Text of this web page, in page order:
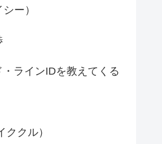
ー）
ラインIDを教えてくる
ククル）